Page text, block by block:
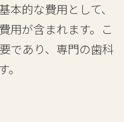
本的な費用として、
用が含まれます。こ
であり、専門の歯科